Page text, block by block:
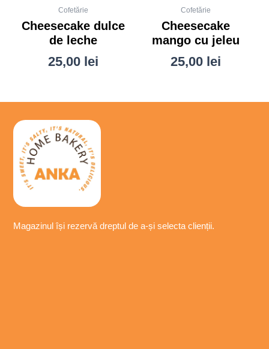
Cofetărie
Cheesecake dulce
de leche
25,00 lei
Cofetărie
Cheesecake
mango cu jeleu
25,00 lei
Magazinul își rezervă dreptul de a-și selecta clienții.